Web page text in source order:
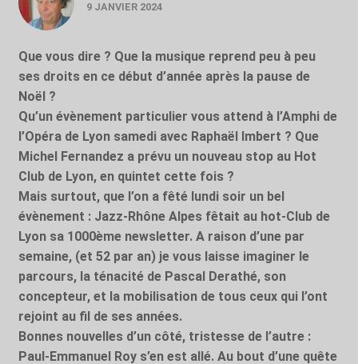
9 JANVIER 2024
Que vous dire ? Que la musique reprend peu à peu
ses droits en ce début d’année après la pause de
Noël ?
Qu’un évènement particulier vous attend à l’Amphi de
l’Opéra de Lyon samedi avec Raphaël Imbert ? Que
Michel Fernandez a prévu un nouveau stop au Hot
Club de Lyon, en quintet cette fois ?
Mais surtout, que l’on a fêté lundi soir un bel
évènement : Jazz-Rhône Alpes fêtait au hot-Club de
Lyon sa 1000ème newsletter. A raison d’une par
semaine, (et 52 par an) je vous laisse imaginer le
parcours, la ténacité de Pascal Derathé, son
concepteur, et la mobilisation de tous ceux qui l’ont
rejoint au fil de ses années.
Bonnes nouvelles d’un côté, tristesse de l’autre :
Paul-Emmanuel Roy s’en est allé. Au bout d’une quête